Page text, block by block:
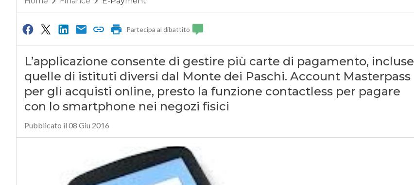
Partecipa al dibattito
L’applicazione consente di gestire più carte di pagamento, incluse
quelle di istituti diversi dal Monte dei Paschi. Account Masterpass
per gli acquisti online, presto la funzione contactless per pagare
con lo smartphone nei negozi fisici
Pubblicato il 08 Giu 2016